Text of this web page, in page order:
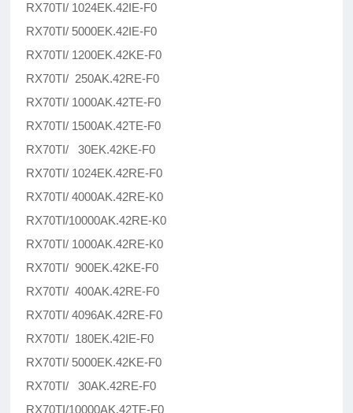
RX70TI/ 1024EK.42IE-F0
RX70TI/ 5000EK.42IE-F0
RX70TI/ 1200EK.42KE-F0
RX70TI/ 250AK.42RE-F0
RX70TI/ 1000AK.42TE-F0
RX70TI/ 1500AK.42TE-F0
RX70TI/ 30EK.42KE-F0
RX70TI/ 1024EK.42RE-F0
RX70TI/ 4000AK.42RE-K0
RX70TI/10000AK.42RE-K0
RX70TI/ 1000AK.42RE-K0
RX70TI/ 900EK.42KE-F0
RX70TI/ 400AK.42RE-F0
RX70TI/ 4096AK.42RE-F0
RX70TI/ 180EK.42IE-F0
RX70TI/ 5000EK.42KE-F0
RX70TI/ 30AK.42RE-F0
RX70TI/10000AK.42TE-F0